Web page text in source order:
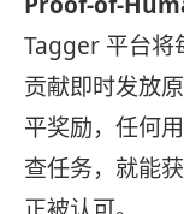
Tagger 平台将
贡献即时发放
平奖励，任何
查任务，就能